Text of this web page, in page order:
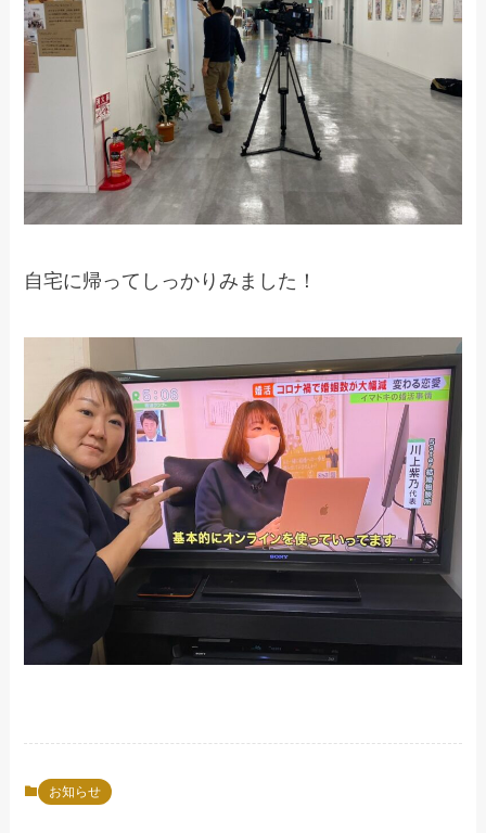
自宅に帰ってしっかりみました！
お知らせ